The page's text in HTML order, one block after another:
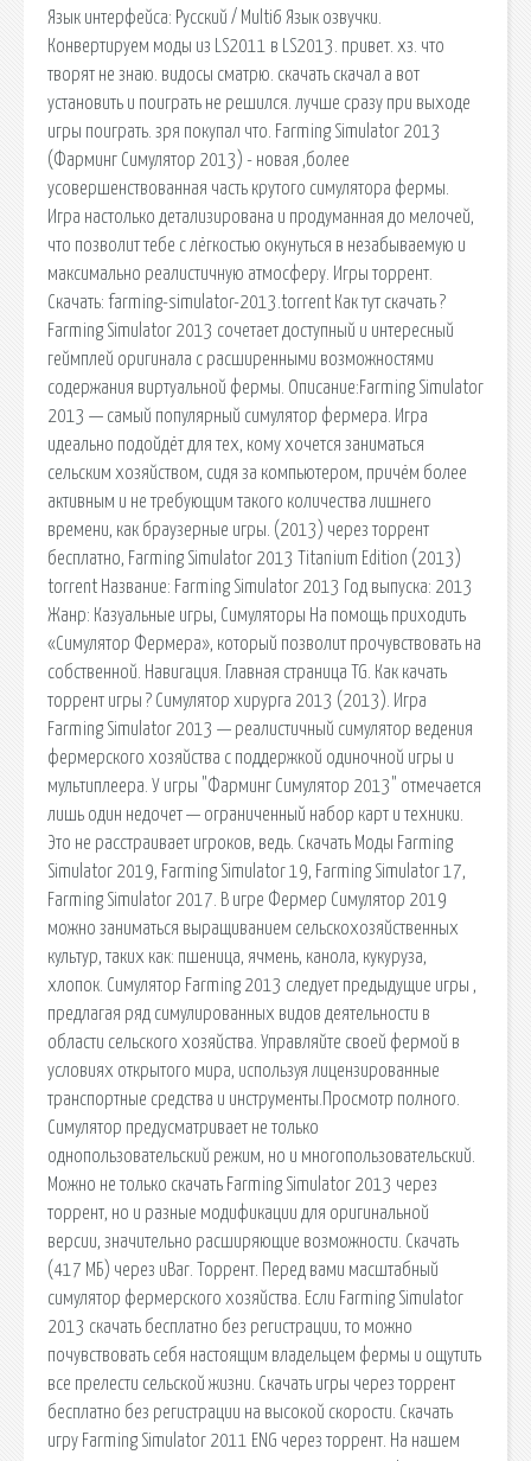
Язык интерфейса: Русский / Multi6 Язык озвучки.
Конвертируем моды из LS2011 в LS2013. привет. хз. что
творят не знаю. видосы сматрю. скачать скачал а вот
установить и поиграть не решился. лучше сразу при выходе
игры поиграть. зря покупал что. Farming Simulator 2013
(Фарминг Симулятор 2013) - новая ,более
усовершенствованная часть крутого симулятора фермы.
Игра настолько детализирована и продуманная до мелочей,
что позволит тебе с лёгкостью окунуться в незабываемую и
максимально реалистичную атмосферу. Игры торрент.
Скачать: farming-simulator-2013.torrent Как тут скачать ?
Farming Simulator 2013 сочетает доступный и интересный
геймплей оригинала с расширенными возможностями
содержания виртуальной фермы. Описание:Farming Simulator
2013 — самый популярный симулятор фермера. Игра
идеально подойдёт для тех, кому хочется заниматься
сельским хозяйством, сидя за компьютером, причём более
активным и не требующим такого количества лишнего
времени, как браузерные игры. (2013) через торрент
бесплатно, Farming Simulator 2013 Titanium Edition (2013)
torrent Название: Farming Simulator 2013 Год выпуска: 2013
Жанр: Казуальные игры, Симуляторы На помощь приходить
«Симулятор Фермера», который позволит прочувствовать на
собственной. Навигация. Главная страница TG. Как качать
торрент игры ? Симулятор хирурга 2013 (2013). Игра
Farming Simulator 2013 — реалистичный симулятор ведения
фермерского хозяйства с поддержкой одиночной игры и
мультиплеера. У игры "Фарминг Симулятор 2013" отмечается
лишь один недочет — ограниченный набор карт и техники.
Это не расстраивает игроков, ведь. Скачать Моды Farming
Simulator 2019, Farming Simulator 19, Farming Simulator 17,
Farming Simulator 2017. В игре Фермер Симулятор 2019
можно заниматься выращиванием сельскохозяйственных
культур, таких как: пшеница, ячмень, канола, кукуруза,
хлопок. Симулятор Farming 2013 следует предыдущие игры ,
предлагая ряд симулированных видов деятельности в
области сельского хозяйства. Управляйте своей фермой в
условиях открытого мира, используя лицензированные
транспортные средства и инструменты.Просмотр полного.
Симулятор предусматривает не только
однопользовательский режим, но и многопользовательский.
Можно не только скачать Farming Simulator 2013 через
торрент, но и разные модификации для оригинальной
версии, значительно расширяющие возможности. Скачать
(417 МБ) через uBar. Торрент. Перед вами масштабный
симулятор фермерского хозяйства. Если Farming Simulator
2013 скачать бесплатно без регистрации, то можно
почувствовать себя настоящим владельцем фермы и ощутить
все прелести сельской жизни. Скачать игры через торрент
бесплатно без регистрации на высокой скорости. Скачать
игру Farming Simulator 2011 ENG через торрент. На нашем